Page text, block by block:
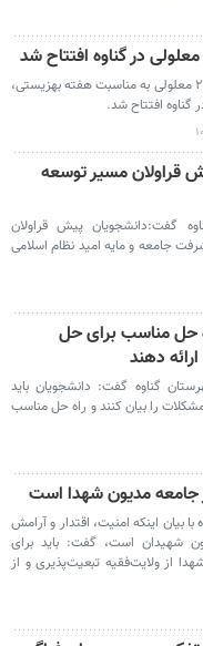
گناوه- طرح مسکن ۲ معلولی به مناسبت هفته بهزیستی،
گناوه افتتاح شد.
قراولان مسیر توسعه
گفت:دانشجویان پیش قراولان
جامعه و مایه‌ امید نظام اسلامی
حل مناسب برای حل
دهند
گناوه گفت: دانشجویان باید
را بیان کنند و راه حل مناسب
جامعه مدیون شهدا است
با بیان اینکه امنیت، اقتدار و آرامش
شهیدان است، گفت: باید برای
از ولایت‌فقیه تبعیت‌پذیری و از